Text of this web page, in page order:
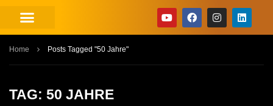
Home Posts Tagged "50 Jahre"
TAG: 50 JAHRE